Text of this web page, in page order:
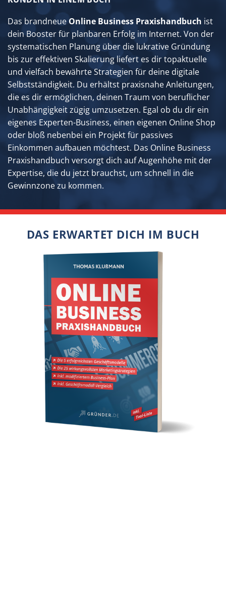
Das brandneue Online Business Praxishandbuch ist
dein Booster für planbaren Erfolg im Internet. Von der
systematischen Planung über die lukrative Gründung
bis zur effektiven Skalierung liefert es dir topaktuelle
und vielfach bewährte Strategien für deine digitale
Selbstständigkeit. Du erhältst praxisnahe Anleitungen,
die es dir ermöglichen, deinen Traum von beruflicher
Unabhängigkeit zügig umzusetzen. Egal ob du dir ein
eigenes Experten-Business, einen eigenen Online Shop
oder bloß nebenbei ein Projekt für passives
Einkommen aufbauen möchtest. Das Online Business
Praxishandbuch versorgt dich auf Augenhöhe mit der
Expertise, die du jetzt brauchst, um schnell in die
Gewinnzone zu kommen.
DAS ERWARTET DICH IM BUCH